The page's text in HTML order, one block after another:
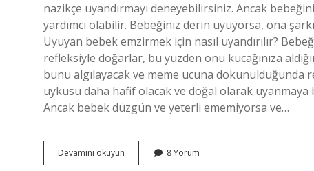
nazikçe uyandırmayı deneyebilirsiniz. Ancak
yardımcı olabilir. Bebeğiniz derin uyuyorsa, ona
Uyuyan bebek emzirmek için nasıl uyandırılır?
refleksiyle doğarlar, bu yüzden onu kucağınıza
bunu algılayacak ve meme ucuna dokunulduğunda
uykusu daha hafif olacak ve doğal olarak uyanmaya
Ancak bebek düzgün ve yeterli ememiyorsa ve…
Devamını okuyun
Uyanmıyorsa
8 Yorum